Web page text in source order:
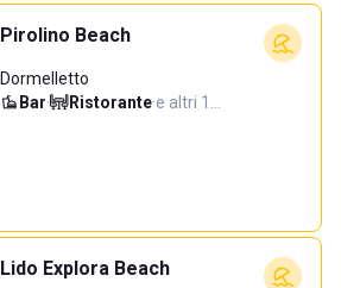
Pirolino Beach
Dormelletto
Bar· Ristorante·e altri 1…
Lido Explora Beach